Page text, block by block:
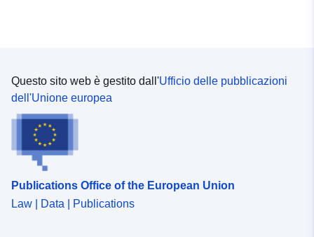
Questo sito web è gestito dall'Ufficio delle pubblicazioni
dell'Unione europea
Publications Office of the European Union
Law | Data | Publications